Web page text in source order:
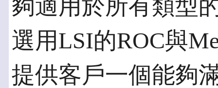
夠適用於所有類型
選用LSI的ROC與
提供客戶一個能夠